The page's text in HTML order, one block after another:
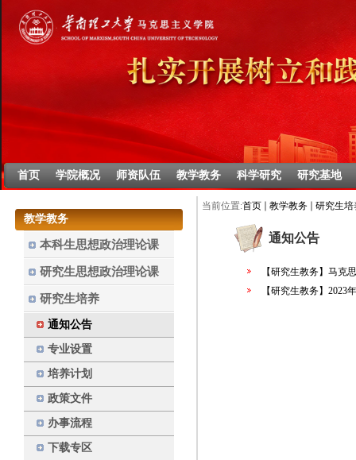
首页 学院概况 师资队伍 教学教务 科学研究 研究基地
教学教务
本科生思想政治理论课
研究生思想政治理论课
研究生培养
通知公告
专业设置
培养计划
政策文件
办事流程
下载专区
当前位置:首页 教学教务 研究生培
通知公告
【研究生教务】马克
【研究生教务】2023